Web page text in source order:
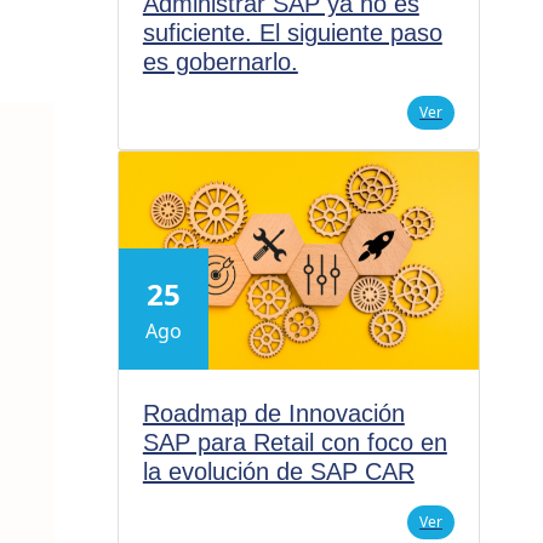
suficiente. El siguiente paso
es gobernarlo.
Ver
25
Ago
Roadmap de Innovación
SAP para Retail con foco en
la evolución de SAP CAR
Ver